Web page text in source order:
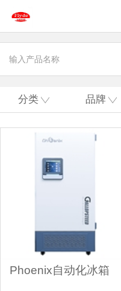
分类 品牌
Phoenix自动化冰箱